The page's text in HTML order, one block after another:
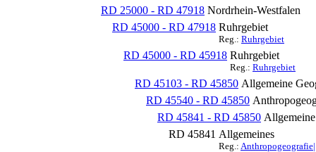
RD 25000 - RD 47918 Nordrhein-Westfalen
RD 45000 - RD 47918 Ruhrgebiet
Reg.: Ruhrgebiet
RD 45000 - RD 45918 Ruhrgebiet
Reg.: Ruhrgebiet
RD 45103 - RD 45850 Allgemeine
RD 45540 - RD 45850
RD 45841 - RD 45850
RD 45841 Allgemeines
Reg.: